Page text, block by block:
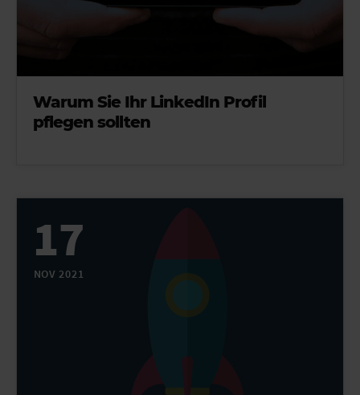
Warum Sie Ihr LinkedIn Profil
pflegen sollten
17
NOV 2021